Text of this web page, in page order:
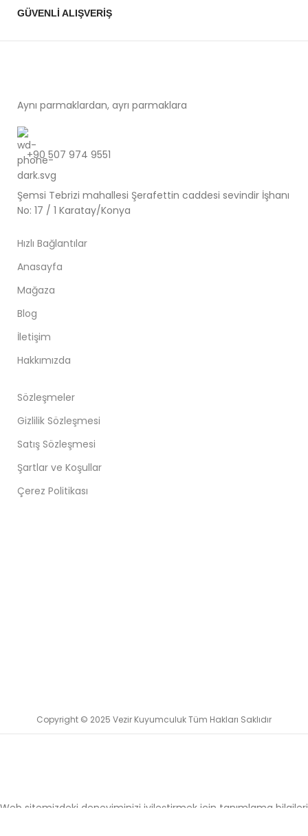
GÜVENLİ ALIŞVERİŞ
Aynı parmaklardan, ayrı parmaklara
+90 507 974 9551
Şemsi Tebrizi mahallesi Şerafettin caddesi sevindir İşhanı
No: 17 / 1 Karatay/Konya
Hızlı Bağlantılar
Anasayfa
Mağaza
Blog
İletişim
Hakkımızda
Sözleşmeler
Gizlilik Sözleşmesi
Satış Sözleşmesi
Şartlar ve Koşullar
Çerez Politikası
Copyright © 2025 Vezir Kuyumculuk Tüm Hakları Saklıdır
Web sitemizdeki deneyiminizi iyileştirmek için tanımlama bilgileri